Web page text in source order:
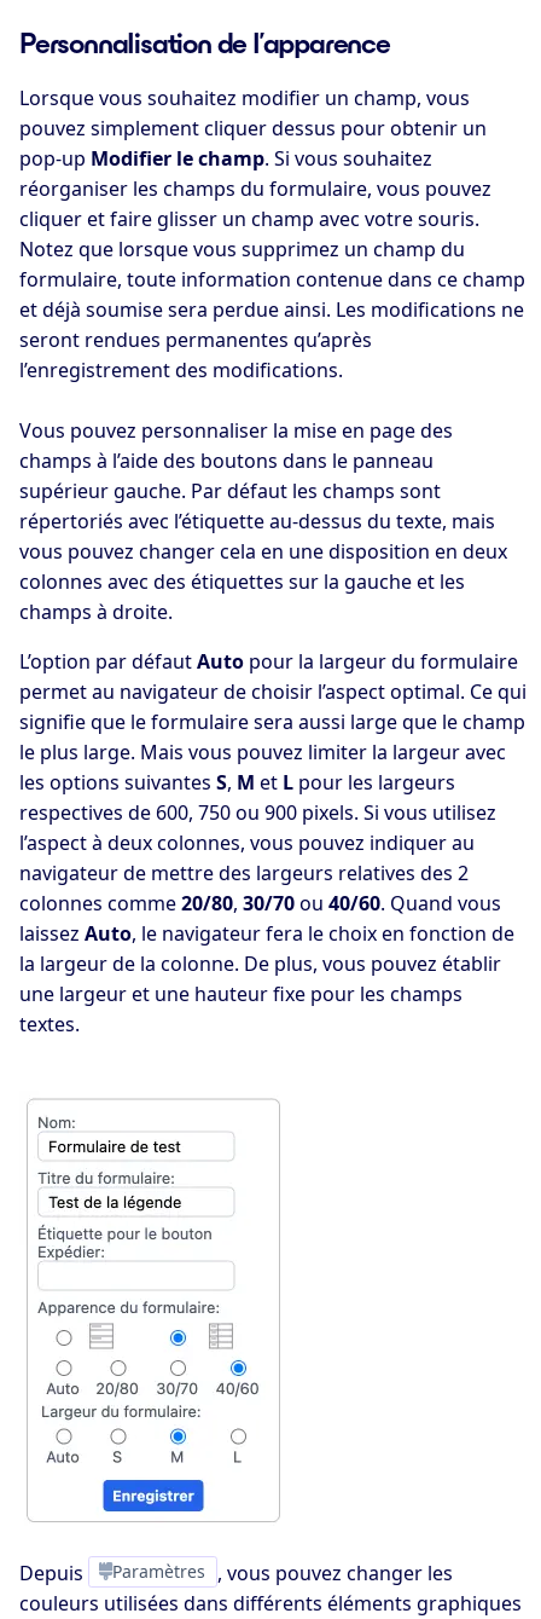
Personnalisation de l’apparence
Lorsque vous souhaitez modifier un champ, vous
pouvez simplement cliquer dessus pour obtenir un
pop-up Modifier le champ. Si vous souhaitez
réorganiser les champs du formulaire, vous pouvez
cliquer et faire glisser un champ avec votre souris.
Notez que lorsque vous supprimez un champ du
formulaire, toute information contenue dans ce champ
et déjà soumise sera perdue ainsi. Les modifications ne
seront rendues permanentes qu’après
l’enregistrement des modifications.
Vous pouvez personnaliser la mise en page des
champs à l’aide des boutons dans le panneau
supérieur gauche. Par défaut les champs sont
répertoriés avec l’étiquette au-dessus du texte, mais
vous pouvez changer cela en une disposition en deux
colonnes avec des étiquettes sur la gauche et les
champs à droite.
L’option par défautAuto pour la largeur du formulaire
permet au navigateur de choisir l’aspect optimal. Ce qui
signifie que le formulaire sera aussi large que le champ
le plus large. Mais vous pouvez limiter la largeur avec
les options suivantes S, M et L pour les largeurs
respectives de 600, 750 ou 900 pixels. Si vous utilisez
l’aspect à deux colonnes, vous pouvez indiquer au
navigateur de mettre des largeurs relatives des 2
colonnes comme20/80, 30/70ou 40/60. Quand vous
laissez Auto, le navigateur fera le choix en fonction de
la largeur de la colonne. De plus, vous pouvez établir
une largeur et une hauteur fixe pour les champs
textes.
Depuis Paramètres
, vous pouvez changer les
couleurs utilisées dans différents éléments graphiques